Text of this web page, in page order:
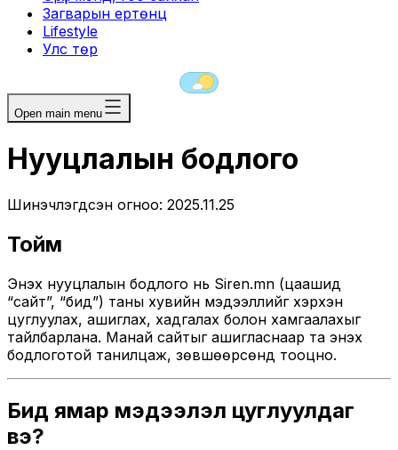
Загварын ертөнц
Lifestyle
Улс төр
Open main menu
Нууцлалын бодлого
Шинэчлэгдсэн огноо: 2025.11.25
Тойм
Энэхүү нууцлалын бодлого нь Siren.mn (цаашид
“сайт”, “бид”) таны хувийн мэдээллийг хэрхэн
цуглуулах, ашиглах, хадгалах болон хамгаалахыг
тайлбарлана. Манай сайтыг ашигласнаар та энэхүү
бодлоготой танилцаж, зөвшөөрсөнд тооцно.
Бид ямар мэдээлэл цуглуулдаг
вэ?